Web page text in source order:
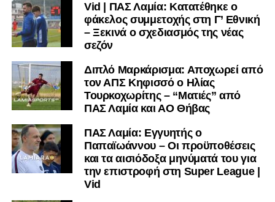
Ακολουθήστε το lamiara.grστοGoogle Newsγια να
μαθαίνετε πρώτοι τα κυανόλευκα νέα στην Ελλάδα και τον
υπόλοιπο κόσμο. Ακολουθήστε το lamiara.gr στο
Twitterκαι στο
μαθαίνετε σε χρόνο dt όλα τα νέα.
Vid | ΠΑΣ Λαμία: Κατατέθηκε ο
φάκελος συμμετοχής στη Γ’ Εθνική
– Ξεκινά ο σχεδιασμός της νέας
σεζόν
Διπλό Μαρκάρισμα: Αποχωρεί από
τον ΑΠΣ Κηφισσό ο Ηλίας
Τουρκοχωρίτης – “Ματιές” από
ΠΑΣ Λαμία και ΑΟ Θήβας
ΠΑΣ Λαμία: Εγγυητής ο
Παπαϊωάννου – Οι προϋποθέσεις
και τα αισιόδοξα μηνύματά του για
την επιστροφή στη Super League |
Vid